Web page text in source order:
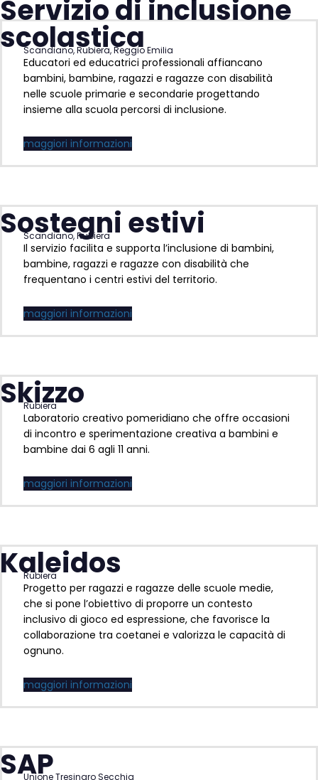
Servizio di inclusione
scolastica
Scandiano, Rubiera, Reggio Emilia
Educatori ed educatrici professionali affiancano
bambini, bambine, ragazzi e ragazze con disabilità
nelle scuole primarie e secondarie progettando
insieme alla scuola percorsi di inclusione.
maggiori informazioni
Sostegni estivi
Scandiano, Rubiera
Il servizio facilita e supporta l’inclusione di bambini,
bambine, ragazzi e ragazze con disabilità che
frequentano i centri estivi del territorio.
maggiori informazioni
Skizzo
Rubiera
Laboratorio creativo pomeridiano che offre occasioni
di incontro e sperimentazione creativa a bambini e
bambine dai 6 agli 11 anni.
maggiori informazioni
Kaleidos
Rubiera
Progetto per ragazzi e ragazze delle scuole medie,
che si pone l’obiettivo di proporre un contesto
inclusivo di gioco ed espressione, che favorisce la
collaborazione tra coetanei e valorizza le capacità di
ognuno.
maggiori informazioni
SAP
Unione Tresinaro Secchia